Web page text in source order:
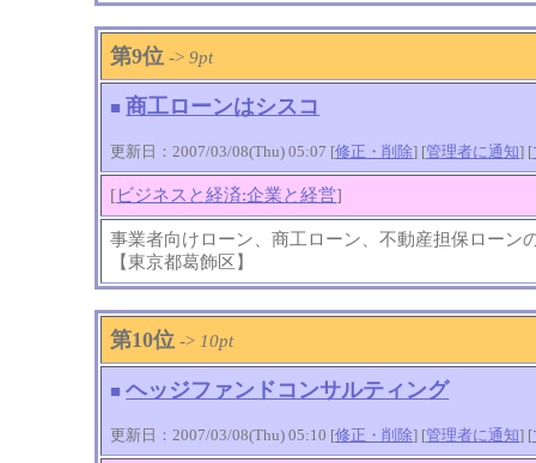
第9位 ->9pt
■ 商工ローンはシスコ
更新日：2007/03/08(Thu) 05:07 [修正・削除] [管理者に通知] [
[ビジネスと経済:企業と経営]
事業者向けローン、商工ローン、不動産担保ロー
【東京都葛飾区】
第10位 -> 10pt
■ ヘッジファンドコンサルティング
更新日：2007/03/08(Thu) 05:10 [修正・削除] [管理者に通知] [